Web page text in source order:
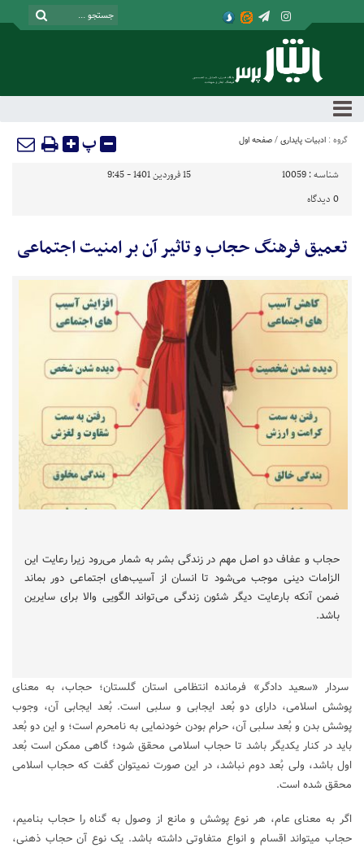
گروه : ادبیات پایداری / صفحه اول پ
شناسه : 10059
15 فروردین 1401 - 9:45
0 دیدگاه
تعمیق فرهنگ حجاب و تاثیر آن بر امنیت اجتماعی
حجاب و عفاف دو اصل مهم در زندگی بشر به شمار می‌‌رود زیرا رعایت این
الزامات دینی موجب می‌شود تا انسان از آسیب‌های اجتماعی دور بماند
ضمن آنکه بارعایت دیگر شئون زندگی می‌تواند الگویی والا برای سایرین
باشد.
سردار «سعید دادگر» فرمانده انتظامی استان گلستان؛ حجاب، به معنای
پوشش اسلامی، دارای دو بُعد ایجابی و سلبی است. بُعد ایجابی آن، وجوب
پوشش بدن و بُعد سلبی آن، حرام بودن خودنمایی به نامحرم است؛ و این دو بُعد
باید در کنار یکدیگر باشد تا حجاب اسلامی محقق شود؛ گاهی ممکن است بُعد
اول باشد، ولی بُعد دوم نباشد، در این صورت نمی‎توان گفت که حجاب اسلامی
محقق شده است.
اگر به معنای عام، هر نوع پوشش و مانع از وصول به گناه را حجاب بنامیم،
حجاب می‎تواند اقسام و انواع متفاوتی داشته باشد. یک نوع آن حجاب ذهنی،